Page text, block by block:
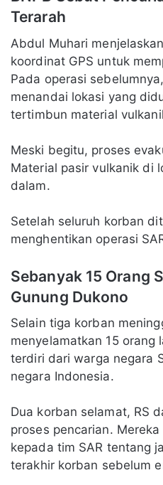
Terarah
Abdul Muhari
koordinat GPS untuk
Pada operasi
menandai lokasi yang
tertimbun material
Meski begitu, proses
Material pasir vulkanik di
dalam.
Setelah seluruh korban
menghentikan operasi
Sebanyak 15 Orang
Gunung Dukono
Selain tiga korban
menyelamatkan 15 orang
terdiri dari warga negara
negara Indonesia.
Dua korban selamat, RS
proses pencarian.
kepada tim SAR tentang
terakhir korban sebelum